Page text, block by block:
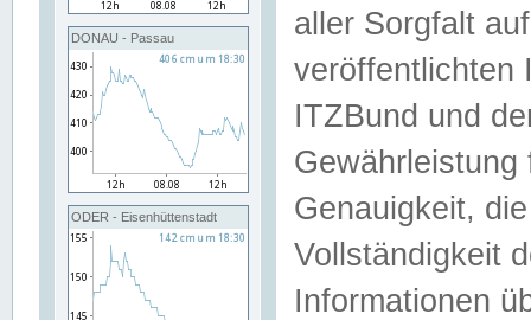
DONAU - Passau
ODER - Eisenhüttenstadt
aller Sorgfalt
veröffentlichten
ITZBund und
Genauigkeit,
Vollständigkeit
Informationen